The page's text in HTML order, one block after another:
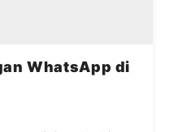
WhatsApp di